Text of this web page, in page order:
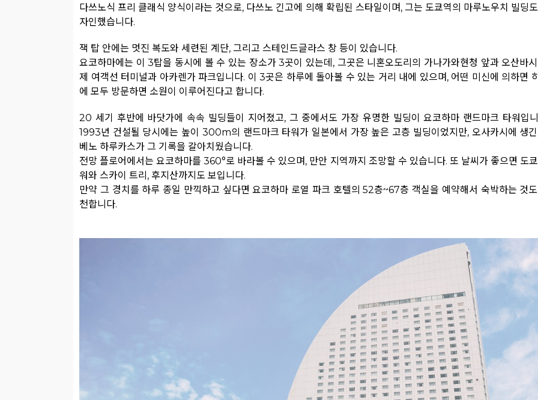
다쓰노식 프리 클래식 양식이라는 것으로, 다쓰노 긴고에 의해 확립된 스타일이며, 그는 도쿄역의 마루노우치 빌딩
자인했습니다.
잭 탑 안에는 멋진 복도와 세련된 계단, 그리고 스테인드글라스 창 등이 있습니다.
요코하마에는 이 3탑을 동시에 볼 수 있는 장소가 3곳이 있는데, 그곳은 니혼오도리의 가나가와현청 앞과 오산바
제 여객선 터미널과 아카렌가 파크입니다. 이 3곳은 하루에 돌아볼 수 있는 거리 내에 있으며, 어떤 미신에 의하면
에 모두 방문하면 소원이 이루어진다고 합니다.
20 세기 후반에 바닷가에 속속 빌딩들이 지어졌고, 그 중에서도 가장 유명한 빌딩이 요코하마 랜드마크 타워입
1993년 건설될 당시에는 높이 300m의 랜드마크 타워가 일본에서 가장 높은 고층 빌딩이었지만, 오사카시에 생
베노 하루카스가 그 기록을 갈아치웠습니다.
전망 플로어에서는 요코하마를 360°로 바라볼 수 있으며, 만안 지역까지 조망할 수 있습니다. 또 날씨가 좋으면 도
워와 스카이 트리, 후지산까지도 보입니다.
만약 그 경치를 하루 종일 만끽하고 싶다면 요코하마 로열 파크 호텔의 52층~67층 객실을 예약해서 숙박하는 것
천합니다.